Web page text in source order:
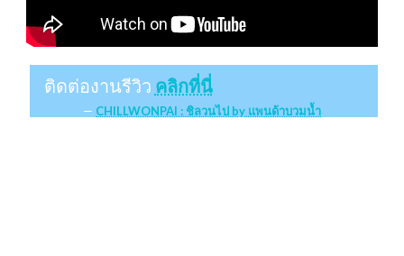
ติดต่องานรีวิว คลิกที่นี่
CHILLWONPAI : ชิลวนไป by แพนด้าบวมน้ำ